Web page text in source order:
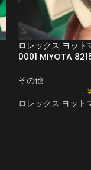
ロレックス ヨッ
0001 MIYOTA
その他
ロレックス ヨット